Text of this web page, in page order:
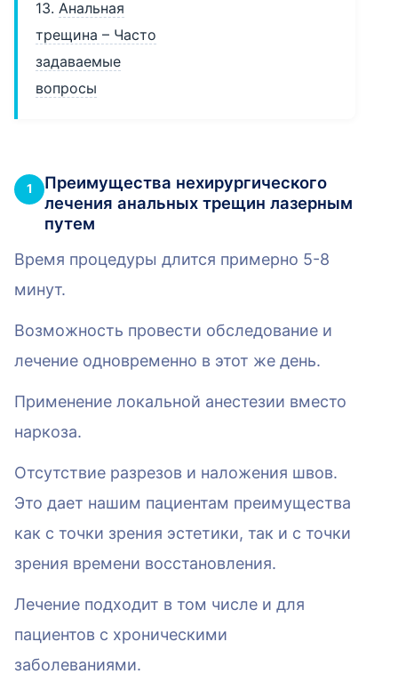
13. Анальная
трещина – Часто
задаваемые
вопросы
1
Преимущества нехирургического
лечения анальных трещин лазерным
путем
Время процедуры длится примерно 5-8
минут.
Возможность провести обследование и
лечение одновременно в этот же день.
Применение локальной анестезии вместо
наркоза.
Отсутствие разрезов и наложения швов.
Это дает нашим пациентам преимущества
как с точки зрения эстетики, так и с точки
зрения времени восстановления.
Лечение подходит в том числе и для
пациентов с хроническими
заболеваниями.